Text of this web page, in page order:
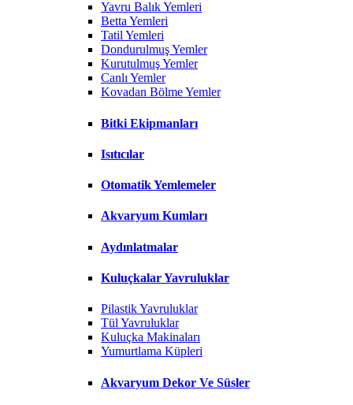
Yavru Balık Yemleri
Betta Yemleri
Tatil Yemleri
Dondurulmuş Yemler
Kurutulmuş Yemler
Canlı Yemler
Kovadan Bölme Yemler
Bitki Ekipmanları
Isıtıcılar
Otomatik Yemlemeler
Akvaryum Kumları
Aydınlatmalar
Kuluçkalar Yavruluklar
Pilastik Yavruluklar
Tül Yavruluklar
Kuluçka Makinaları
Yumurtlama Küpleri
Akvaryum Dekor Ve Süsler